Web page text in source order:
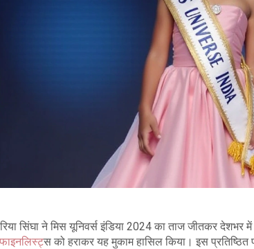
सिंघा ने मिस यूनिवर्स इंडिया 2024 का ताज जीतकर
फाइनलिस्ट्स को हराकर यह मुकाम हासिल किया। इस